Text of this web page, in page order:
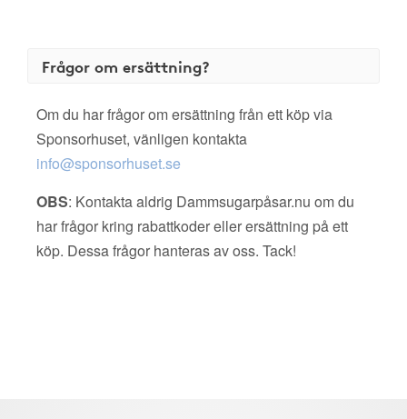
Frågor om ersättning?
Om du har frågor om ersättning från ett köp via
Sponsorhuset, vänligen kontakta
info@sponsorhuset.se
OBS: Kontakta aldrig Dammsugarpåsar.nu om du
har frågor kring rabattkoder eller ersättning på ett
köp. Dessa frågor hanteras av oss. Tack!